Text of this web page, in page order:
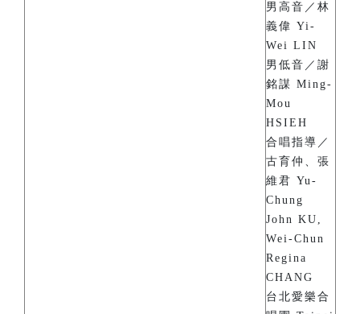
男高音／林
義偉 Yi-
Wei LIN
男低音／謝
銘謀 Ming-
Mou
HSIEH
合唱指導／
古育仲、張
維君 Yu-
Chung
John KU,
Wei-Chun
Regina
CHANG
台北愛樂合